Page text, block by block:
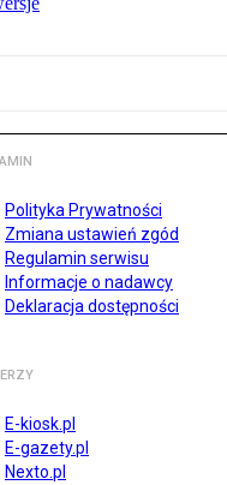
Polityka Prywatności
Zmiana ustawień zgód
Regulamin serwisu
Informacje o nadawcy
Deklaracja dostępności
E-kiosk.pl
E-gazety.pl
Nexto.pl